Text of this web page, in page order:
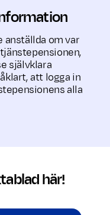
om var
självklara
att logga in
alla
här!